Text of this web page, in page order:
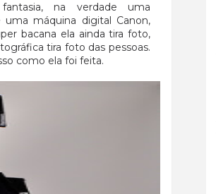
na verdade uma
uma máquina digital Canon,
bacana ela ainda tira foto,
tira foto das pessoas.
como ela foi feita.